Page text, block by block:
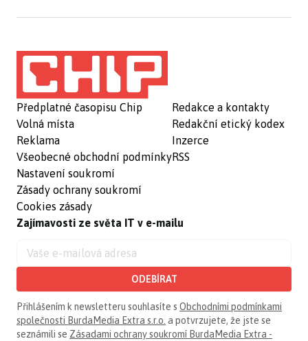
Předplatné časopisu Chip
Volná místa
Reklama
Všeobecné obchodní podmínky
Nastavení soukromí
Zásady ochrany soukromí
Cookies zásady
Redakce a kontakty
Redakční etický kodex
Inzerce
RSS
Zajímavosti ze světa IT v e-mailu
ODEBÍRAT
Přihlášením k newsletteru souhlasíte s Obchodními podmínkami
společnosti BurdaMedia Extra s.r.o. a potvrzujete, že jste se
seznámili se Zásadami ochrany soukromí BurdaMedia Extra -